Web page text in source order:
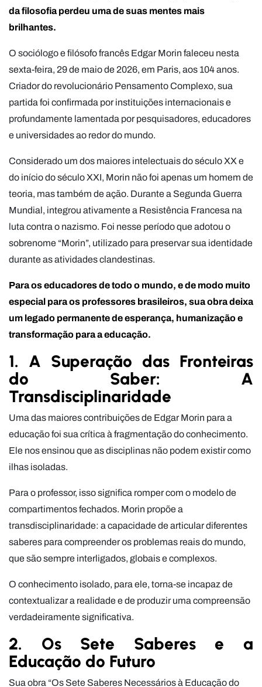
da filosofia perdeu uma de suas mentes mais
brilhantes.
O sociólogo e filósofo francês Edgar Morin faleceu nesta
sexta-feira, 29 de maio de 2026, em Paris, aos 104 anos.
Criador do revolucionário Pensamento Complexo, sua
partida foi confirmada por instituições internacionais e
profundamente lamentada por pesquisadores, educadores
e universidades ao redor do mundo.
Considerado um dos maiores intelectuais do século XX e
do início do século XXI, Morin não foi apenas um homem de
teoria, mas também de ação. Durante a Segunda Guerra
Mundial, integrou ativamente a Resistência Francesa na
luta contra o nazismo. Foi nesse período que adotou o
sobrenome “Morin”, utilizado para preservar sua identidade
durante as atividades clandestinas.
Para os educadores de todo o mundo, e de modo muito
especial para os professores brasileiros, sua obra deixa
um legado permanente de esperança, humanização e
transformação para a educação.
1. A Superação das Fronteiras
do Saber: A
Transdisciplinaridade
Uma das maiores contribuições de Edgar Morin para a
educação foi sua crítica à fragmentação do conhecimento.
Ele nos ensinou que as disciplinas não podem existir como
ilhas isoladas.
Para o professor, isso significa romper com o modelo de
compartimentos fechados. Morin propõe a
transdisciplinaridade: a capacidade de articular diferentes
saberes para compreender os problemas reais do mundo,
que são sempre interligados, globais e complexos.
O conhecimento isolado, para ele, torna-se incapaz de
contextualizar a realidade e de produzir uma compreensão
verdadeiramente significativa.
2. Os Sete Saberes e a
Educação do Futuro
Sua obra “Os Sete Saberes Necessários à Educação do